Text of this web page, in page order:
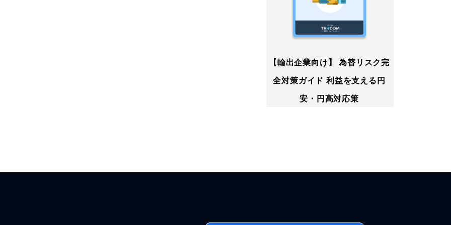
【輸出企業向け】 為替リスク完
全対策ガイド 利益を支える円
安・円高対応策